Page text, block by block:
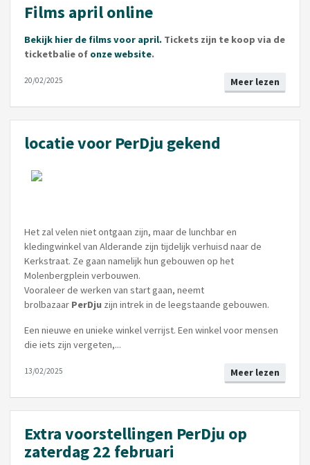
Films april online
Bekijk hier de films voor april. Tickets zijn te koop via de
ticketbalie of onze website.
Meer lezen
20/02/2025
locatie voor PerDju gekend
Het zal velen niet ontgaan zijn, maar de lunchbar en
kledingwinkel van Alderande zijn tijdelijk verhuisd naar de
Kerkstraat. Ze gaan namelijk hun gebouwen op het
Molenbergplein verbouwen.
Vooraleer de werken van start gaan, neemt
brolbazaar PerDju zijn intrek in de leegstaande gebouwen.
Een nieuwe en unieke winkel verrijst. Een winkel voor mensen
die iets zijn vergeten,...
Meer lezen
13/02/2025
Extra voorstellingen PerDju op
zaterdag 22 februari